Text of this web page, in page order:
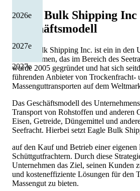
2027e
2026e
2027e
Eagle Bulk Shipping Inc
Geschäftsmodell
Eagle Bulk Shipping Inc. ist ein in den
Unternehmen, das im Bereich des
wurde 2005 gegründet und hat sich
führenden Anbieter von Trockenfracht-
Massenguttransporten auf dem
Das Geschäftsmodell des
Transport von Rohstoffen und anderen
Eisen, Getreide, Düngemittel und
Seefracht. Hierbei setzt Eagle Bulk
auf den Kauf und Betrieb einer eigenen
Schüttgutfrachtern. Durch diese
Unternehmen das Ziel, seinen Kunden
und kosteneffiziente Lösungen für den
Massengut zu bieten.